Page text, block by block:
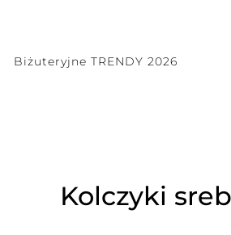
Biżuteryjne TRENDY 2026
Kolczyki